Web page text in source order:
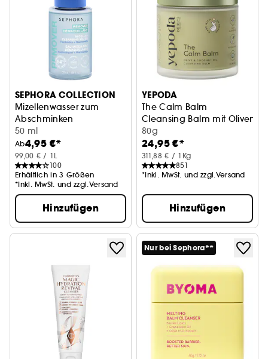
SEPHORA COLLECTION
Mizellenwasser zum
Abschminken
Make-up-Entfernung + Schutz
50 ml
Ab4,95 €*
99,00 € / 1L
100
Erhältlich in 3 Größen
*Inkl. MwSt. und zzgl.Versand
Hinzufügen
YEPODA
The Calm Balm
Cleansing Balm mit Olivenöl
80g
24,95 €*
311,88 € / 1Kg
851
*Inkl. MwSt. und zzgl.Versand
Hinzufügen
Nur bei Sephora**